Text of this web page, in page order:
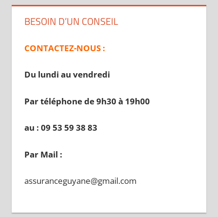
BESOIN D’UN CONSEIL
CONTACTEZ-NOUS :
Du lundi au vendredi
Par téléphone de 9h30 à 19h00
au : 09 53 59 38 83
Par Mail :
assuranceguyane@gmail.com